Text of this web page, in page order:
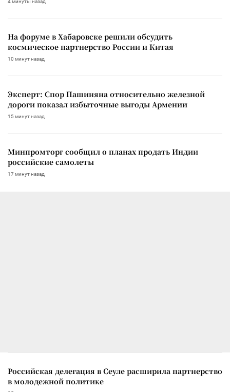
4 минуты назад
На форуме в Хабаровске решили обсудить
космическое партнерство России и Китая
10 минут назад
Эксперт: Спор Пашиняна относительно железной
дороги показал избыточные выгоды Армении
15 минут назад
Минпромторг сообщил о планах продать Индии
российские самолеты
17 минут назад
Российская делегация в Сеуле расширила партнерство
в молодежной политике